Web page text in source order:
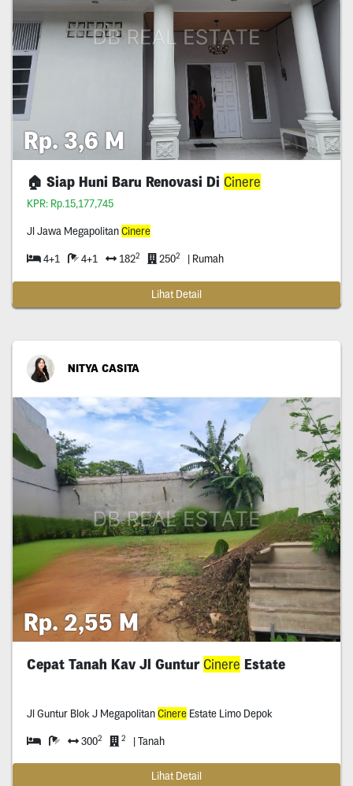
Rp. 3,6 M
🏠 Siap Huni Baru Renovasi Di Cinere
KPR: Rp.15,177,745
Jl Jawa MegapolitanCinere
4+1 4+1 1822 2502 | Rumah
Lihat Detail
NITYA CASITA
Rp. 2,55 M
Cepat Tanah Kav Jl GunturCinere Estate
Jl Guntur Blok J MegapolitanCinereEstate Limo Depok
3002 2 | Tanah
Lihat Detail